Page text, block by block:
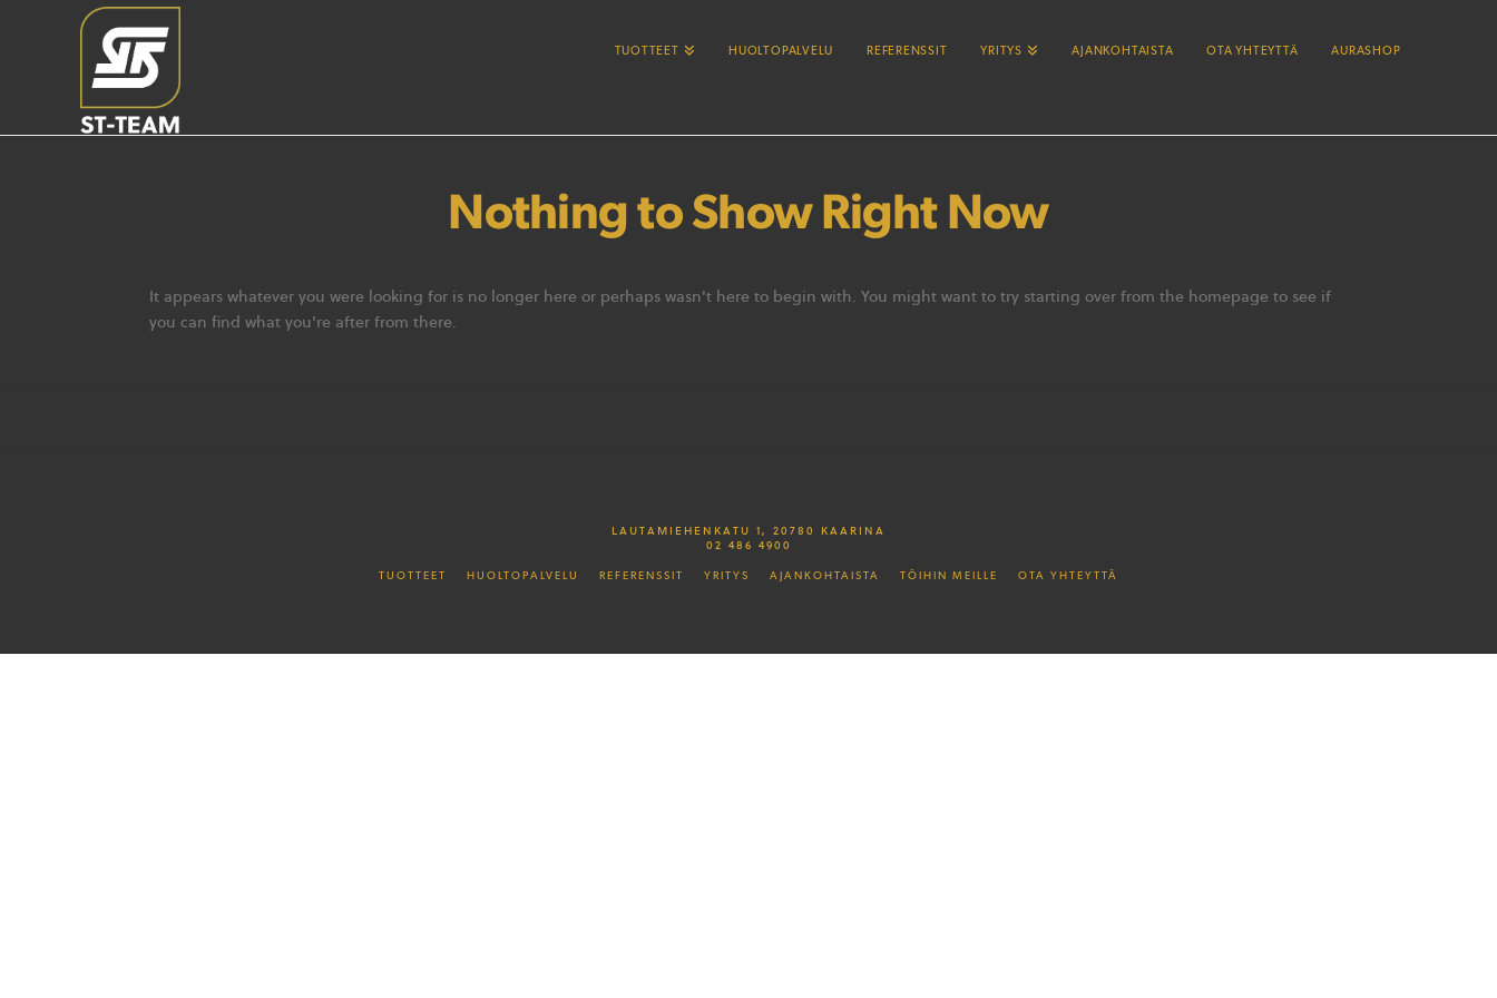
TUOTTEET HUOLTOPALVELU REFERENSSIT YRITYS AJANKOHTAISTA OTA YHTEYTTÄ AURASHOP
Nothing to Show Right Now
It appears whatever you were looking for is no longer here or perhaps wasn't here to begin with. You might want to try starting over from the homepage to see if
you can find what you're after from there.
LAUTAMIEHENKATU 1, 20780 KAARINA
02 486 4900
TUOTTEET HUOLTOPALVELU REFERENSSIT YRITYS AJANKOHTAISTA TÖIHIN MEILLE OTA YHTEYTTÄ